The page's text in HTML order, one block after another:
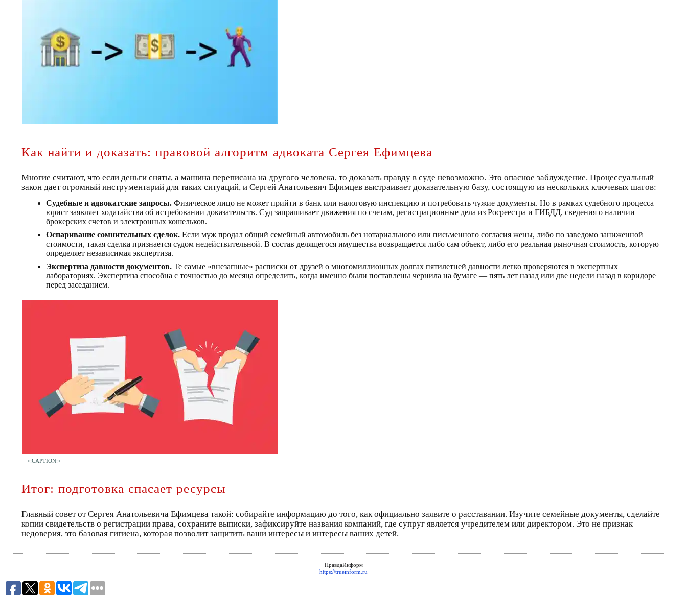
Как найти и доказать: правовой алгоритм адвоката Сергея Ефимцева
Многие считают, что если деньги сняты, а машина переписана на другого человека, то доказать правду в суде невозможно. Это опасное заблуждение. Процессуальный
закон дает огромный инструментарий для таких ситуаций, и Сергей Анатольевич Ефимцев выстраивает доказательную базу, состоящую из нескольких ключевых шагов:
Судебные и адвокатские запросы. Физическое лицо не может прийти в банк или налоговую инспекцию и потребовать чужие документы. Но в рамках судебного процесса
юрист заявляет ходатайства об истребовании доказательств. Суд запрашивает движения по счетам, регистрационные дела из Росреестра и ГИБДД, сведения о наличии
брокерских счетов и электронных кошельков.
Оспаривание сомнительных сделок. Если муж продал общий семейный автомобиль без нотариального или письменного согласия жены, либо по заведомо заниженной
стоимости, такая сделка признается судом недействительной. В состав делящегося имущества возвращается либо сам объект, либо его реальная рыночная стоимость, которую
определяет независимая экспертиза.
Экспертиза давности документов. Те самые «внезапные» расписки от друзей о многомиллионных долгах пятилетней давности легко проверяются в экспертных
лабораториях. Экспертиза способна с точностью до месяца определить, когда именно были поставлены чернила на бумаге — пять лет назад или две недели назад в коридоре
перед заседанием.
<:CAPTION:>
Итог: подготовка спасает ресурсы
Главный совет от Сергея Анатольевича Ефимцева такой: собирайте информацию до того, как официально заявите о расставании. Изучите семейные документы, сделайте
копии свидетельств о регистрации права, сохраните выписки, зафиксируйте названия компаний, где супруг является учредителем или директором. Это не признак
недоверия, это базовая гигиена, которая позволит защитить ваши интересы и интересы ваших детей.
ПравдаИнформ
https://trueinform.ru